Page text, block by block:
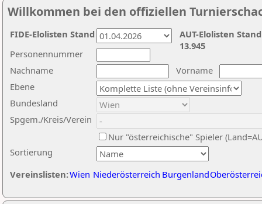
Willkommen bei den offiziellen
Nachname
Vorname
Ebene
Sortierung
Personennummer
Bundesland
Spgem./Kreis/Verein
Nur "österreichische" Spieler
Vereinslisten:Wien Niederösterreich Burgenland
AUT-Elolisten
13.945
FIDE-Elolisten Stand